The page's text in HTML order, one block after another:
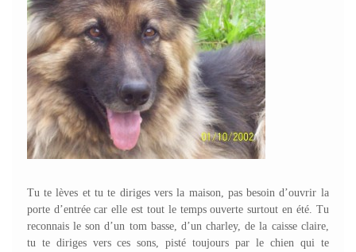
Tu te lèves et tu te diriges vers la maison, pas besoin d’ouvrir la
porte d’entrée car elle est tout le temps ouverte surtout en été. Tu
reconnais le son d’un tom basse, d’un charley, de la caisse claire,
tu te diriges vers ces sons, pisté toujours par le chien qui te